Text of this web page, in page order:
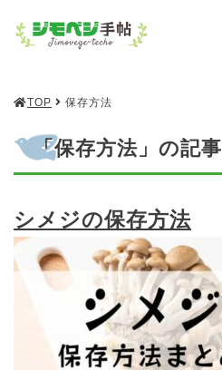
TOP 保存方法
「保存方法」の記
シメジの保存方法